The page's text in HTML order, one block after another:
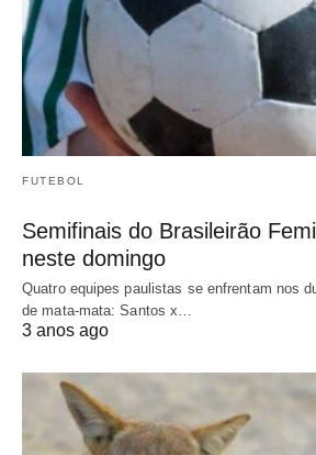
FUTEBOL
Semifinais do Brasileirão
neste domingo
Quatro equipes paulistas se enfrentam nos
de mata-mata: Santos x…
3 anos ago